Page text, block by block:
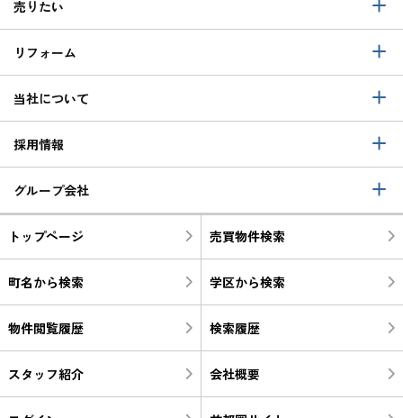
売りたい
リフォーム
当社について
採用情報
グループ会社
トップページ 売買物件検索
町名から検索 学区から検索
物件閲覧履歴 検索履歴
スタッフ紹介 会社概要